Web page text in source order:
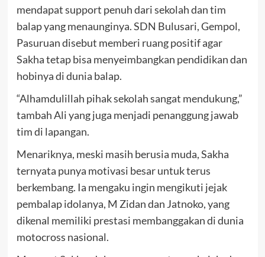
mendapat support penuh dari sekolah dan tim
balap yang menaunginya. SDN Bulusari, Gempol,
Pasuruan disebut memberi ruang positif agar
Sakha tetap bisa menyeimbangkan pendidikan dan
hobinya di dunia balap.
“Alhamdulillah pihak sekolah sangat mendukung,”
tambah Ali yang juga menjadi penanggung jawab
tim di lapangan.
Menariknya, meski masih berusia muda, Sakha
ternyata punya motivasi besar untuk terus
berkembang. Ia mengaku ingin mengikuti jejak
pembalap idolanya, M Zidan dan Jatnoko, yang
dikenal memiliki prestasi membanggakan di dunia
motocross nasional.